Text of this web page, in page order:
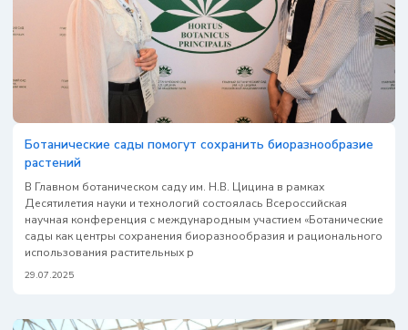
Ботанические сады помогут сохранить биоразнообразие
растений
В Главном ботаническом саду им. Н.В. Цицина в рамках
Десятилетия науки и технологий состоялась Всероссийская
научная конференция с международным участием «Ботанические
сады как центры сохранения биоразнообразия и рационального
использования растительных р
29.07.2025